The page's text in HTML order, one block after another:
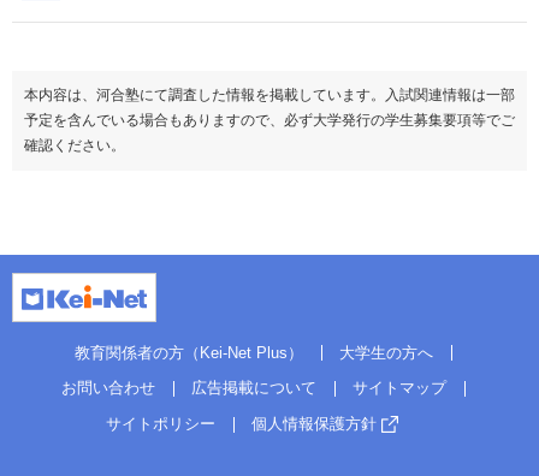
本内容は、河合塾にて調査した情報を掲載しています。入試関連情報は一部
予定を含んでいる場合もありますので、必ず大学発行の学生募集要項等でご
確認ください。
教育関係者の方（Kei-Net Plus）
大学生の方へ
お問い合わせ
広告掲載について
サイトマップ
サイトポリシー
個人情報保護方針